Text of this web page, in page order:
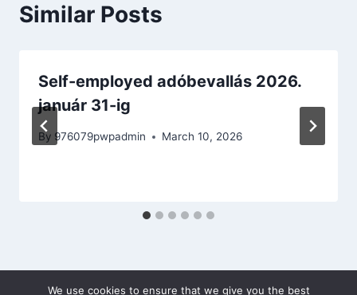
Similar Posts
Self-employed adóbevallás 2026.
január 31-ig
By 976079pwpadmin March 10, 2026
We use cookies to ensure that we give you the best